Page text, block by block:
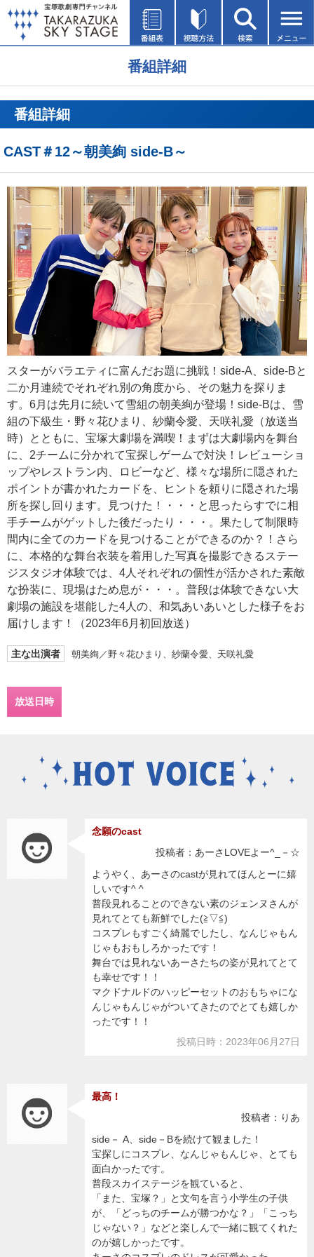
番組詳細
番組詳細
CAST＃12～朝美絢 side-B～
スターがバラエティに富んだお題に挑戦！side-A、side-Bと
二か月連続でそれぞれ別の角度から、その魅力を探りま
す。6月は先月に続いて雪組の朝美絢が登場！side-Bは、雪
組の下級生・野々花ひまり、紗蘭令愛、天咲礼愛（放送当
時）とともに、宝塚大劇場を満喫！まずは大劇場内を舞台
に、2チームに分かれて宝探しゲームで対決！レビューショ
ップやレストラン内、ロビーなど、様々な場所に隠された
ポイントが書かれたカードを、ヒントを頼りに隠された場
所を探し回ります。見つけた！・・・と思ったらすでに相
手チームがゲットした後だったり・・・。果たして制限時
間内に全てのカードを見つけることができるのか？！さら
に、本格的な舞台衣装を着用した写真を撮影できるステー
ジスタジオ体験では、4人それぞれの個性が活かされた素敵
な扮装に、現場はため息が・・・。普段は体験できない大
劇場の施設を堪能した4人の、和気あいあいとした様子をお
届けします！（2023年6月初回放送）
主な出演者 朝美絢／野々花ひまり、紗蘭令愛、天咲礼愛
放送日時
念願のcast
投稿者：あーさLOVEよー^_－☆
ようやく、あーさのcastが見れてほんとーに嬉
しいです^ ^
普段見れることのできない素のジェンヌさんが
見れてとても新鮮でした(≧▽≦)
コスプレもすごく綺麗でしたし、なんじゃもん
じゃもおもしろかったです！
舞台では見れないあーさたちの姿が見れてとて
も幸せです！！
マクドナルドのハッピーセットのおもちゃにな
んじゃもんじゃがついてきたのでとても嬉しか
ったです！！
投稿日時：2023年06月27日
最高！
投稿者：りあ
side－ A、side－Bを続けて観ました！
宝探しにコスプレ、なんじゃもんじゃ、とても
面白かったです。
普段スカイステージを観ていると、
「また、宝塚？」と文句を言う小学生の子供
が、「どっちのチームが勝つかな？」「こっち
じゃない？」などと楽しんで一緒に観てくれた
のが嬉しかったです。